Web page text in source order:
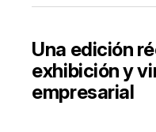
Una edición
exhibición y
empresarial